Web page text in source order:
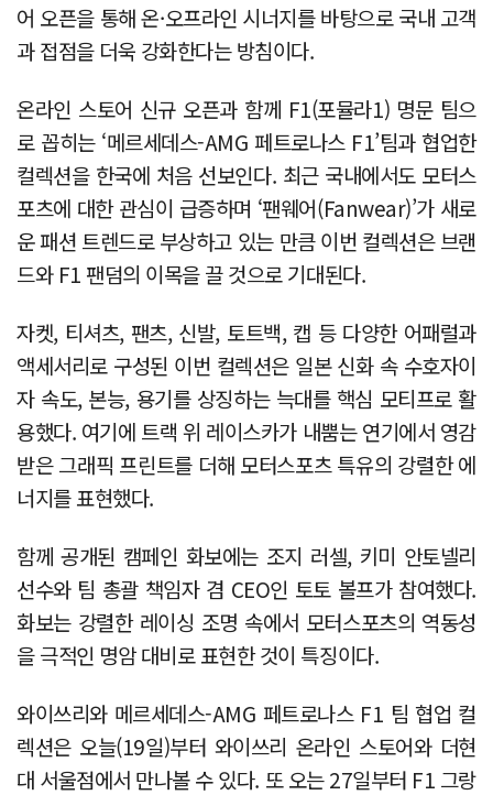
어 오픈을 통해 온·오프라인 시너지를 바탕으로 국내 고객
과 접점을 더욱 강화한다는 방침이다.
온라인 스토어 신규 오픈과 함께 F1(포뮬라1) 명문 팀으
로 꼽히는 ‘메르세데스-AMG 페트로나스 F1’팀과 협업한
컬렉션을 한국에 처음 선보인다. 최근 국내에서도 모터스
포츠에 대한 관심이 급증하며 ‘팬웨어(Fanwear)’가 새로
운 패션 트렌드로 부상하고 있는 만큼 이번 컬렉션은 브랜
드와 F1 팬덤의 이목을 끌 것으로 기대된다.
자켓, 티셔츠, 팬츠, 신발, 토트백, 캡 등 다양한 어패럴과
액세서리로 구성된 이번 컬렉션은 일본 신화 속 수호자이
자 속도, 본능, 용기를 상징하는 늑대를 핵심 모티프로 활
용했다. 여기에 트랙 위 레이스카가 내뿜는 연기에서 영감
받은 그래픽 프린트를 더해 모터스포츠 특유의 강렬한 에
너지를 표현했다.
함께 공개된 캠페인 화보에는 조지 러셀, 키미 안토넬리
선수와 팀 총괄 책임자 겸 CEO인 토토 볼프가 참여했다.
화보는 강렬한 레이싱 조명 속에서 모터스포츠의 역동성
을 극적인 명암 대비로 표현한 것이 특징이다.
와이쓰리와 메르세데스-AMG 페트로나스 F1 팀 협업 컬
렉션은 오늘(19일)부터 와이쓰리 온라인 스토어와 더현
대 서울점에서 만나볼 수 있다. 또 오는 27일부터 F1 그랑